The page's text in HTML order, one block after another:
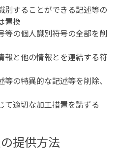
別することができる記述等の
置換
等の個人識別符号の全部を削
報と他の情報とを連結する符
の特異的な記述等を削除、
て適切な加工措置を講ずる
提供方法